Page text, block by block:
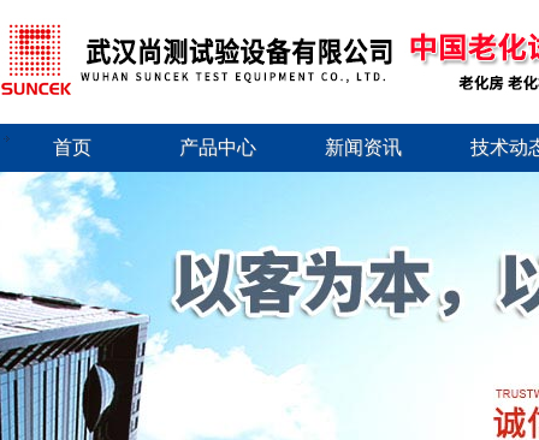
首页 产品中心 新闻资讯 技术动